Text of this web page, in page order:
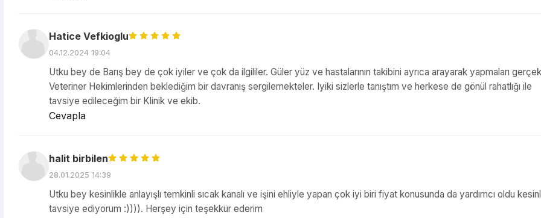
Hatice Vefkioglu
04.12.2024 19:04
Utku bey de Barış bey de çok iyiler ve çok da ilgililer. Güler yüz ve hastalarının takibini ayrıca arayarak yapmaları
Veteriner Hekimlerinden beklediğim bir davranış sergilemekteler. Iyiki sizlerle tanıştım ve herkese de gönül rahatlığı ile
tavsiye edileceğim bir Klinik ve ekib.
Cevapla
halit birbilen
28.01.2025 14:39
Utku bey kesinlikle anlayışlı temkinli sıcak kanalı ve işini ehliyle yapan çok iyi biri fiyat konusunda da yardımcı oldu
tavsiye ediyorum :)))). Herşey için teşekkür ederim